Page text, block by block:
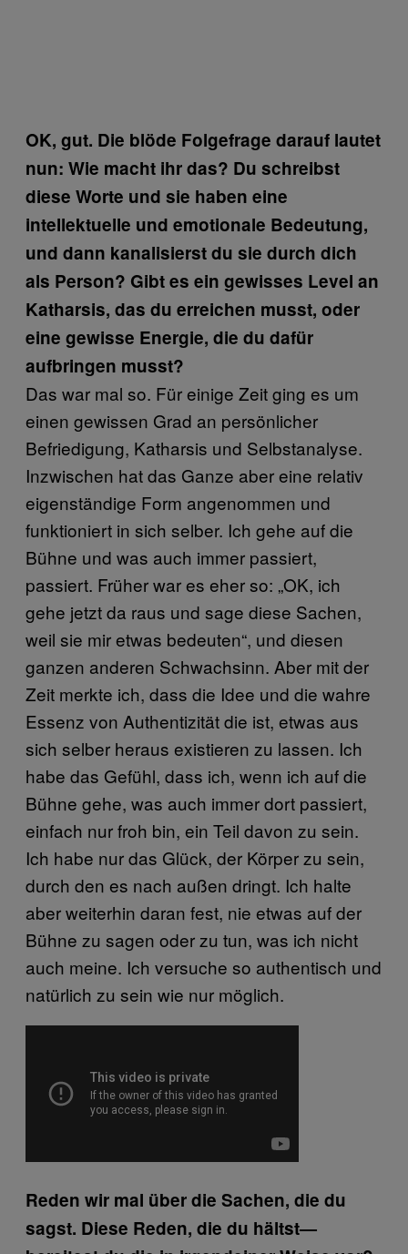
OK, gut. Die blöde Folgefrage darauf lautet
nun: Wie macht ihr das? Du schreibst
diese Worte und sie haben eine
intellektuelle und emotionale Bedeutung,
und dann kanalisierst du sie durch dich
als Person? Gibt es ein gewisses Level an
Katharsis, das du erreichen musst, oder
eine gewisse Energie, die du dafür
aufbringen musst?
Das war mal so. Für einige Zeit ging es um
einen gewissen Grad an persönlicher
Befriedigung, Katharsis und Selbstanalyse.
Inzwischen hat das Ganze aber eine relativ
eigenständige Form angenommen und
funktioniert in sich selber. Ich gehe auf die
Bühne und was auch immer passiert,
passiert. Früher war es eher so: „OK, ich
gehe jetzt da raus und sage diese Sachen,
weil sie mir etwas bedeuten“, und diesen
ganzen anderen Schwachsinn. Aber mit der
Zeit merkte ich, dass die Idee und die wahre
Essenz von Authentizität die ist, etwas aus
sich selber heraus existieren zu lassen. Ich
habe das Gefühl, dass ich, wenn ich auf die
Bühne gehe, was auch immer dort passiert,
einfach nur froh bin, ein Teil davon zu sein.
Ich habe nur das Glück, der Körper zu sein,
durch den es nach außen dringt. Ich halte
aber weiterhin daran fest, nie etwas auf der
Bühne zu sagen oder zu tun, was ich nicht
auch meine. Ich versuche so authentisch und
natürlich zu sein wie nur möglich.
Reden wir mal über die Sachen, die du
sagst. Diese Reden, die du hältst—